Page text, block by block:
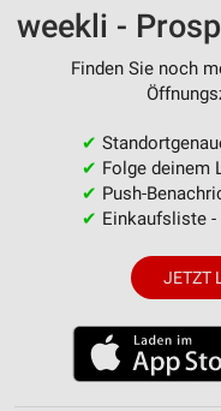
weekli -
Finden Sie noch
✔
✔ Folge deinem
✔ Push-
✔ Einkaufsliste
JETZT